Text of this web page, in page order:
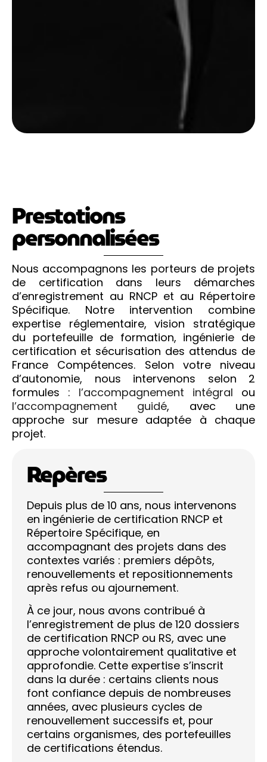
Prestations
personnalisées
Nous accompagnons les porteurs de projets
de certification dans leurs démarches
d’enregistrement au RNCP et au Répertoire
Spécifique. Notre intervention combine
expertise réglementaire, vision stratégique
du portefeuille de formation, ingénierie de
certification et sécurisation des attendus de
France Compétences. Selon votre niveau
d’autonomie, nous intervenons selon 2
formules : l’accompagnement intégral ou
l’accompagnement guidé, avec une
approche sur mesure adaptée à chaque
projet.
Repères
Depuis plus de 10 ans, nous intervenons
en ingénierie de certification RNCP et
Répertoire Spécifique, en
accompagnant des projets dans des
contextes variés : premiers dépôts,
renouvellements et repositionnements
après refus ou ajournement.
À ce jour, nous avons contribué à
l’enregistrement de plus de 120 dossiers
de certification RNCP ou RS, avec une
approche volontairement qualitative et
approfondie. Cette expertise s’inscrit
dans la durée : certains clients nous
font confiance depuis de nombreuses
années, avec plusieurs cycles de
renouvellement successifs et, pour
certains organismes, des portefeuilles
de certifications étendus.